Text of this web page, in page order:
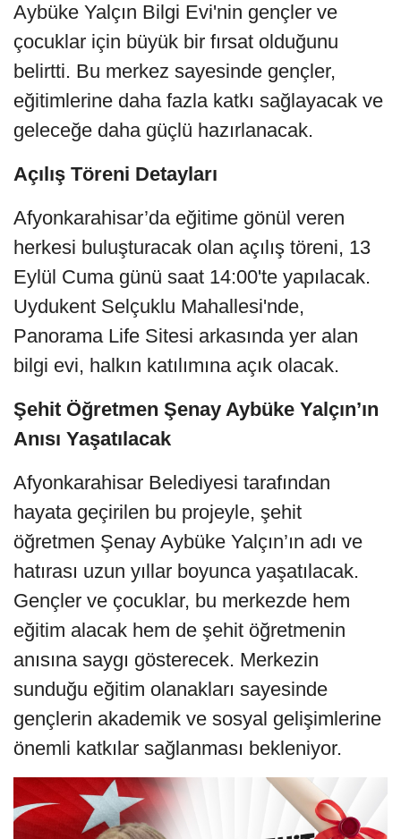
Aybüke Yalçın Bilgi Evi'nin gençler ve
çocuklar için büyük bir fırsat olduğunu
belirtti. Bu merkez sayesinde gençler,
eğitimlerine daha fazla katkı sağlayacak ve
geleceğe daha güçlü hazırlanacak.
Açılış Töreni Detayları
Afyonkarahisar’da eğitime gönül veren
herkesi buluşturacak olan açılış töreni, 13
Eylül Cuma günü saat 14:00'te yapılacak.
Uydukent Selçuklu Mahallesi'nde,
Panorama Life Sitesi arkasında yer alan
bilgi evi, halkın katılımına açık olacak.
Şehit Öğretmen Şenay Aybüke Yalçın’ın
Anısı Yaşatılacak
Afyonkarahisar Belediyesi tarafından
hayata geçirilen bu projeyle, şehit
öğretmen Şenay Aybüke Yalçın’ın adı ve
hatırası uzun yıllar boyunca yaşatılacak.
Gençler ve çocuklar, bu merkezde hem
eğitim alacak hem de şehit öğretmenin
anısına saygı gösterecek. Merkezin
sunduğu eğitim olanakları sayesinde
gençlerin akademik ve sosyal gelişimlerine
önemli katkılar sağlanması bekleniyor.